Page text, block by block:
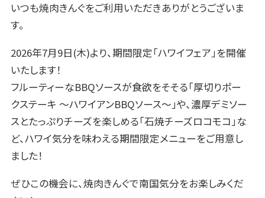
いつも焼肉きんぐをご利用いただきありがとうございま
す。
2026年7月9日(木)より、期間限定「ハワイフェア」を開催
いたします！
フルーティーなBBQソースが食欲をそそる「厚切りポー
クステーキ ～ハワイアンBBQソース～」や、濃厚デミソー
スとたっぷりチーズを楽しめる「石焼チーズロコモコ」な
ど、ハワイ気分を味わえる期間限定メニューをご用意し
ました！
ぜひこの機会に、焼肉きんぐで南国気分をお楽しみくだ